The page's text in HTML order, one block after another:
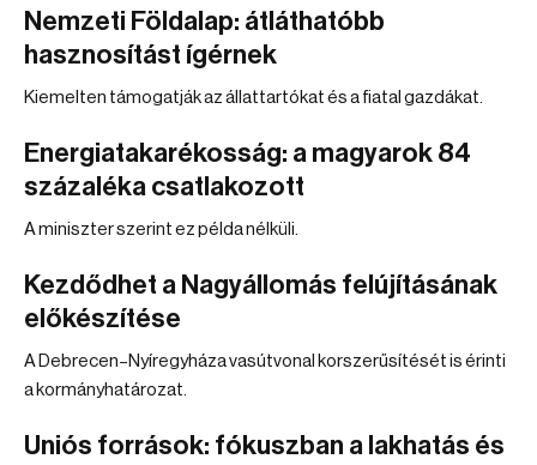
Nemzeti Földalap: átláthatóbb
hasznosítást ígérnek
Kiemelten támogatják az állattartókat és a fiatal gazdákat.
Energiatakarékosság: a magyarok 84
százaléka csatlakozott
A miniszter szerint ez példa nélküli.
Kezdődhet a Nagyállomás felújításának
előkészítése
A Debrecen–Nyíregyháza vasútvonal korszerűsítését is érinti
a kormányhatározat.
Uniós források: fókuszban a lakhatás és